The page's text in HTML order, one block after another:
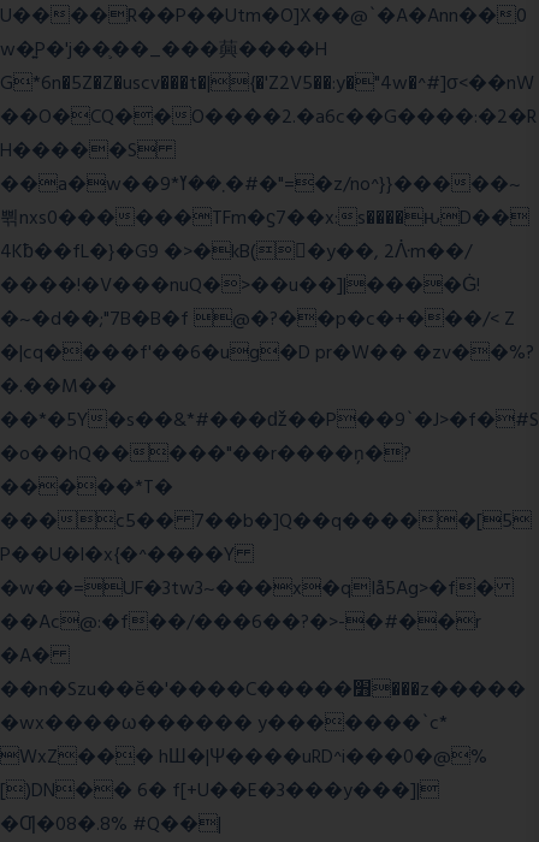
U����R��P��Utm�O]X��@`�A�Ann��0
w�͍P�'j��֛��_���䕟����H
G*6n�5Z�Z�uscv���t�|{�'Z2V5��:y�"4w�^#]σ<��nW
��O�CQ��O����2.�a6c��G����:�2�R
H�����S
��a�w��9*܂��ߌ�#�"=�z/no^}}�����~
쀢nxs0������TFm�ϛ7��x:s����ԋD��
4Kƀ��fL�}�G9 �>�kB(�ِy��, 2ᐿm��/
����!�V���nuQ�>��u��]|����Ġ!
�~�d��;"7B�B�f @�?��p�c�+���/< Z
�|cq����f'��6�ug�D pr�W�� �zv��%?
�.��M��
��*�5Y�s��&*#���ǆ��P��9`�J>�f�#S
�o��hQ�����"��r����ņ�?
�����*T�
���c5�� 7��b�]Q��q�����[5
P��U�l�x{�^����Y
�w��=UF�3tw3~���x�qIå5Ag>�f�
��Ac@:�f��/���6��?�>-�#��r
�A�
��n�Szu��ӗ�'����C�����׻���z�����
�wx����ω������ y�������`c*
WxZ��� hШ�|Ψ����uRD^i���0�@%
[)DN�� 6� f[+U��E�3���y���]|
�Ƣ�08�.8% #Q��|